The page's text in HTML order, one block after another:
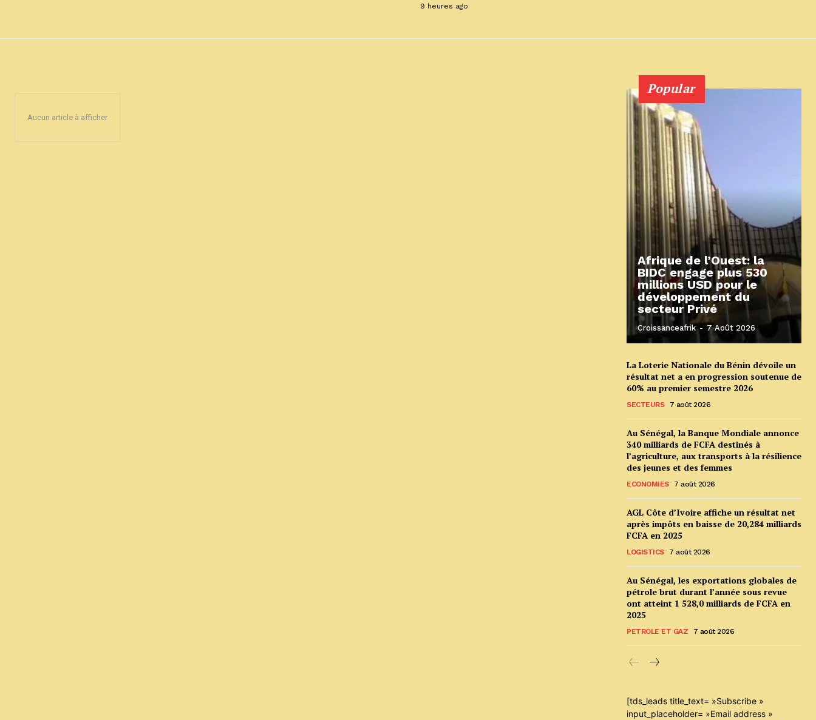
9 heures ago
Aucun article à afficher
Popular
Afrique de l’Ouest: la
BIDC engage plus 530
millions USD pour le
développement du
secteur Privé
Croissanceafrik - 7 Août 2026
La Loterie Nationale du Bénin dévoile un
résultat net a en progression soutenue de
60% au premier semestre 2026
SECTEURS 7 août 2026
Au Sénégal, la Banque Mondiale annonce
340 milliards de FCFA destinés à
l’agriculture, aux transports à la résilience
des jeunes et des femmes
ECONOMIES 7 août 2026
AGL Côte d’Ivoire affiche un résultat net
après impôts en baisse de 20,284 milliards
FCFA en 2025
LOGISTICS 7 août 2026
Au Sénégal, les exportations globales de
pétrole brut durant l’année sous revue
ont atteint 1 528,0 milliards de FCFA en
2025
PETROLE ET GAZ 7 août 2026
[tds_leads title_text= »Subscribe »
input_placeholder= »Email address »